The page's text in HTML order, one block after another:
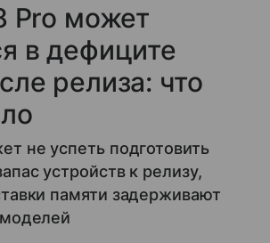
Pro может
в дефиците
релиза: что
не успеть подготовить
устройств к релизу,
памяти задерживают